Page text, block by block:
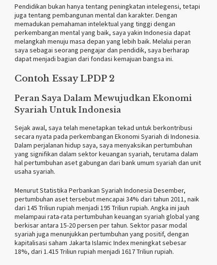
Pendidikan bukan hanya tentang peningkatan intelegensi, tetapi
juga tentang pembangunan mental dan karakter. Dengan
memadukan pemahaman intelektual yang tinggi dengan
perkembangan mental yang baik, saya yakin Indonesia dapat
melangkah menuju masa depan yang lebih baik. Melalui peran
saya sebagai seorang pengajar dan pendidik, saya berharap
dapat menjadi bagian dari fondasi kemajuan bangsa ini.
Contoh Essay LPDP 2
Peran Saya Dalam Mewujudkan Ekonomi
Syariah Untuk Indonesia
Sejak awal, saya telah menetapkan tekad untuk berkontribusi
secara nyata pada perkembangan Ekonomi Syariah di Indonesia.
Dalam perjalanan hidup saya, saya menyaksikan pertumbuhan
yang signifikan dalam sektor keuangan syariah, terutama dalam
hal pertumbuhan aset gabungan dari bank umum syariah dan unit
usaha syariah.
Menurut Statistika Perbankan Syariah Indonesia Desember,
pertumbuhan aset tersebut mencapai 34% dari tahun 2011, naik
dari 145 Triliun rupiah menjadi 195 Triliun rupiah. Angka ini jauh
melampaui rata-rata pertumbuhan keuangan syariah global yang
berkisar antara 15-20 persen per tahun. Sektor pasar modal
syariah juga menunjukkan pertumbuhan yang positif, dengan
kapitalisasi saham Jakarta Islamic Index meningkat sebesar
18%, dari 1.415 Triliun rupiah menjadi 1617 Triliun rupiah.